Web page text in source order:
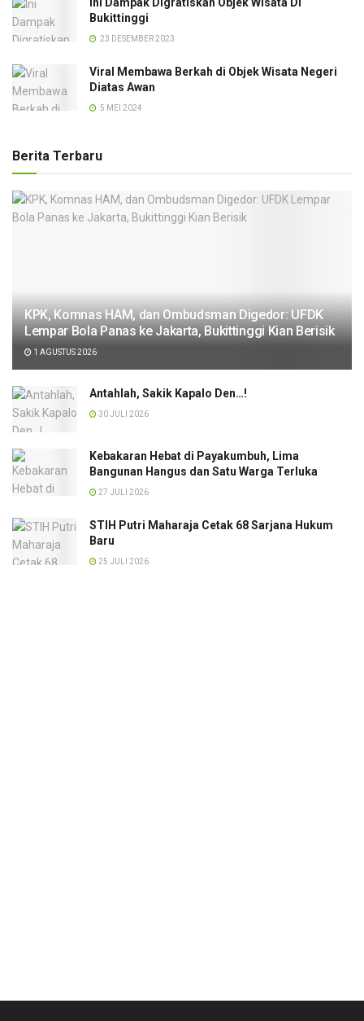
Ini Dampak Digratiskan Objek Wisata Di
Bukittinggi
23 DESEMBER 2023
Viral Membawa Berkah di Objek Wisata Negeri
Diatas Awan
5 MEI 2024
Berita Terbaru
KPK, Komnas HAM, dan Ombudsman Digedor: UFDK
Lempar Bola Panas ke Jakarta, Bukittinggi Kian Berisik
1 AGUSTUS 2026
Antahlah, Sakik Kapalo Den…!
30 JULI 2026
Kebakaran Hebat di Payakumbuh, Lima
Bangunan Hangus dan Satu Warga Terluka
27 JULI 2026
STIH Putri Maharaja Cetak 68 Sarjana Hukum
Baru
25 JULI 2026